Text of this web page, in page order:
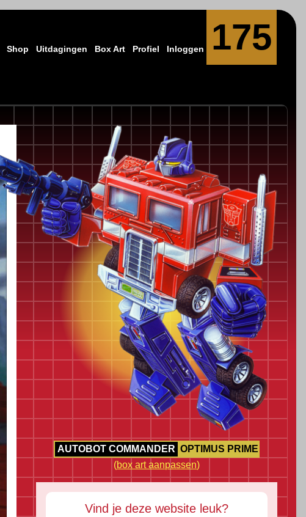
Shop Uitdagingen Box Art Profiel Inloggen 175
AUTOBOT COMMANDER OPTIMUS PRIME
(box art aanpassen)
Vind je deze website leuk?